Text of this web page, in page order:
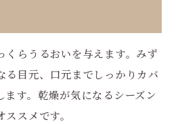
くらうるおいを与えます。みず
る目元、口元までしっかりカバ
ます。乾燥が気になるシーズン
スメです。